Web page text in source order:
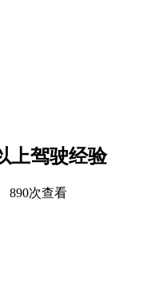
上驾驶经验
890次查看